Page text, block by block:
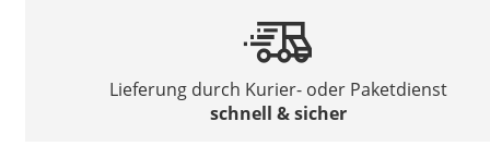
Lieferung durch Kurier- oder Paketdienst
schnell & sicher